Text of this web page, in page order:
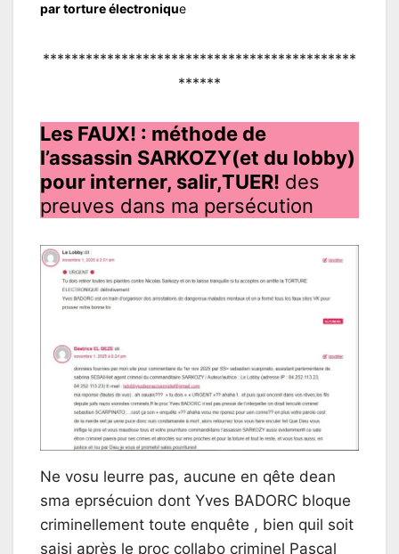
par torture électronique
********************************************
******
Les FAUX! : méthode de
l’assassin SARKOZY(et du lobby)
pour interner, salir,TUER! des
preuves dans ma persécution
Ne vosu leurre pas, aucune en qête dean
sma eprsécuion dont Yves BADORC bloque
criminellement toute enquête , bien quil soit
saisi après le proc collabo criminel Pascal